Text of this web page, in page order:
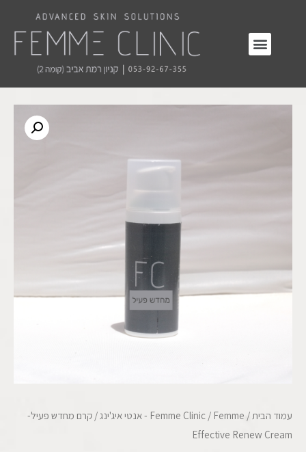
עמוד הבית /
Femme Clinic / Femme - אנטי איג'ינג
/ קרם מחדש פעיל-
Effective Renew Cream